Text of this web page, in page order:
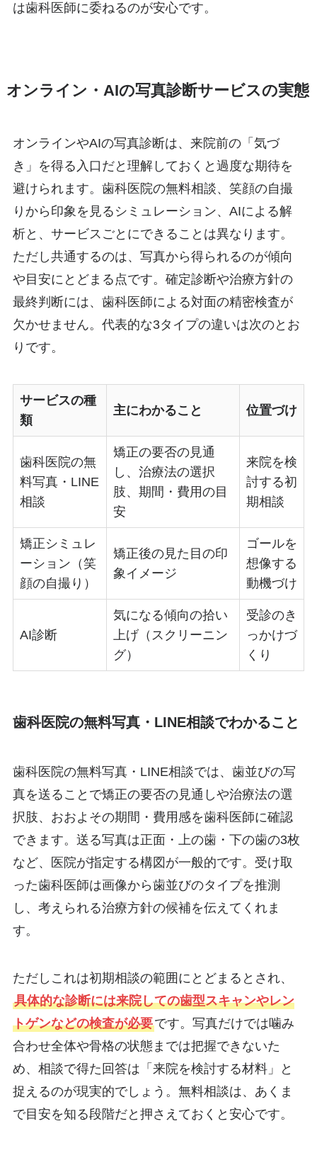
は歯科医師に委ねるのが安心です。
オンライン・AIの写真診断サービスの実態
オンラインやAIの写真診断は、来院前の「気づ
き」を得る入口だと理解しておくと過度な期待を
避けられます。歯科医院の無料相談、笑顔の自撮
りから印象を見るシミュレーション、AIによる解
析と、サービスごとにできることは異なります。
ただし共通するのは、写真から得られるのが傾向
や目安にとどまる点です。確定診断や治療方針の
最終判断には、歯科医師による対面の精密検査が
欠かせません。代表的な3タイプの違いは次のとお
りです。
サービスの種
類
主にわかること 位置づけ
歯科医院の無
料写真・LINE
相談
矯正の要否の見通
し、治療法の選択
肢、期間・費用の目
安
来院を検
討する初
期相談
矯正シミュレ
ーション（笑
顔の自撮り）
矯正後の見た目の印
象イメージ
ゴールを
想像する
動機づけ
AI診断
気になる傾向の拾い
上げ（スクリーニン
グ）
受診のき
っかけづ
くり
歯科医院の無料写真・LINE相談でわかること
歯科医院の無料写真・LINE相談では、歯並びの写
真を送ることで矯正の要否の見通しや治療法の選
択肢、おおよその期間・費用感を歯科医師に確認
できます。送る写真は正面・上の歯・下の歯の3枚
など、医院が指定する構図が一般的です。受け取
った歯科医師は画像から歯並びのタイプを推測
し、考えられる治療方針の候補を伝えてくれま
す。
ただしこれは初期相談の範囲にとどまるとされ、
具体的な診断には来院しての歯型スキャンやレン
トゲンなどの検査が必要です。写真だけでは噛み
合わせ全体や骨格の状態までは把握できないた
め、相談で得た回答は「来院を検討する材料」と
捉えるのが現実的でしょう。無料相談は、あくま
で目安を知る段階だと押さえておくと安心です。